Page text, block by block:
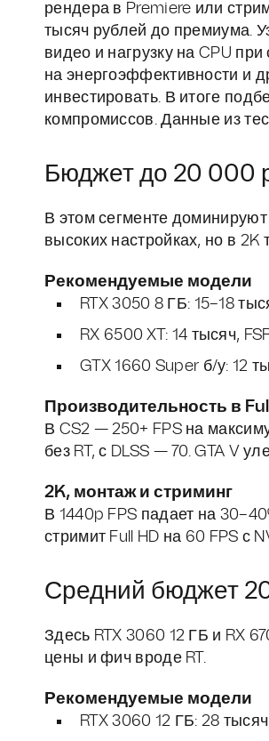
рендера в Premiere или
тысяч рублей до премиума.
видео и нагрузку на CPU
на энергоэффективности и
инвестировать. В итоге
компромиссов. Данные из
Бюджет до 20 000
В этом сегменте
высоких настройках, но в
Рекомендуемые модели
RTX 3050 8 ГБ: 15–18
RX 6500 XT: 14 тысяч,
GTX 1660 Super б/у: 12
Производительность в
В CS2 — 250+ FPS на
без RT, с DLSS — 70. GTA V
2K, монтаж и стриминг
В 1440p FPS падает на
стримит Full HD на 60 FPS с
Средний бюджет
Здесь RTX 3060 12 ГБ и RX
цены и фич вроде RT.
Рекомендуемые модели
RTX 3060 12 ГБ: 28